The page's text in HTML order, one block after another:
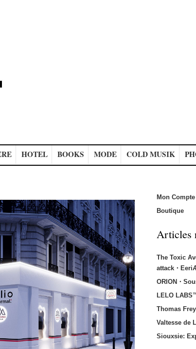
HOTEL BOOKS MODE COLD MUSIK
Mon Compte
Boutique
Articles
The Toxic
attack・
ORION・
LELO
Thomas
Valtesse de
Siouxsie: